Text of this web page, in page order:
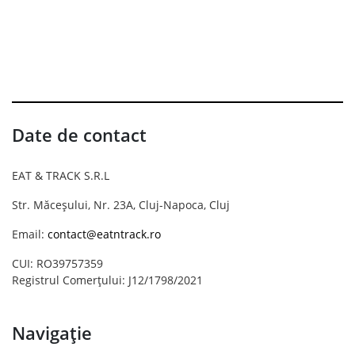
Date de contact
EAT & TRACK S.R.L
Str. Măceșului, Nr. 23A, Cluj-Napoca, Cluj
Email: contact@eatntrack.ro
CUI: RO39757359
Registrul Comerțului: J12/1798/2021
Navigație